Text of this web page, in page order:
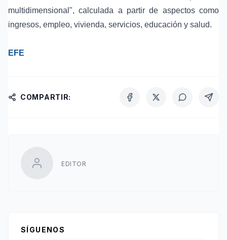
multidimensional ", calculada a partir de aspectos como
ingresos, empleo, vivienda, servicios, educación y salud.
EFE
COMPARTIR:
EDITOR
SÍGUENOS